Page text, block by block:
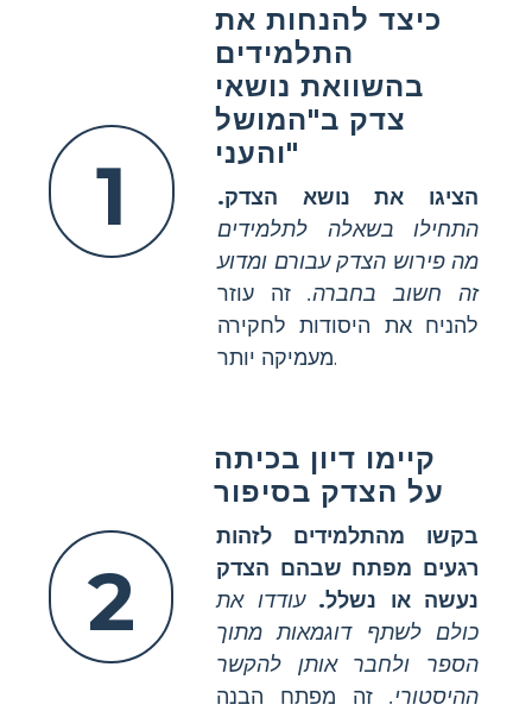
1
כיצד להנחות את
התלמידים
בהשוואת נושאי
צדק ב"המושל
והעני"
הציגו את נושא הצדק.
התחילו בשאלה לתלמידים
מה פירוש הצדק עבורם ומדוע
זה חשוב בחברה.זה עוזר
להניח את היסודות לחקירה
מעמיקה יותר.
2
קיימו דיון בכיתה
על הצדק בסיפור
בקשו מהתלמידים לזהות
רגעים מפתח שבהם הצדק
נעשה או נשלל. עודדו את
כולם לשתף דוגמאות מתוך
הספר ולחבר אותן להקשר
ההיסטורי. זה מפתח הבנה